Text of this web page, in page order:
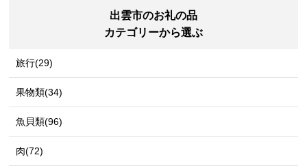
出雲市のお礼の品
カテゴリーから選ぶ
旅行(29)
果物類(34)
魚貝類(96)
肉(72)